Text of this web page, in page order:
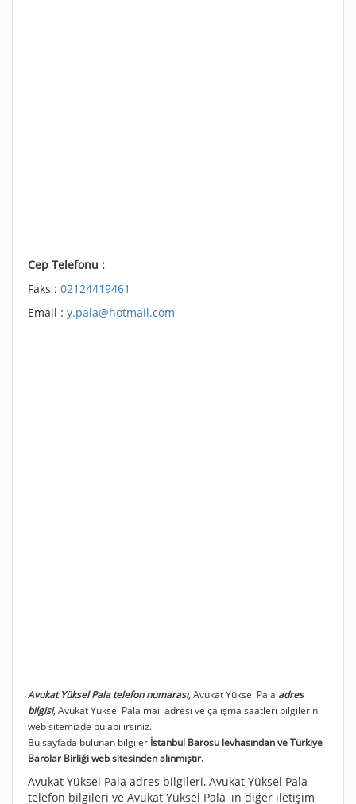
Cep Telefonu :
Faks : 02124419461
Email : y.pala@hotmail.com
Avukat Yüksel Pala telefon numarası, Avukat Yüksel Pala adres
bilgisi, Avukat Yüksel Pala mail adresi ve çalışma saatleri bilgilerini
web sitemizde bulabilirsiniz.
Bu sayfada bulunan bilgiler İstanbul Barosu levhasından ve Türkiye
Barolar Birliği web sitesinden alınmıştır.
Avukat Yüksel Pala adres bilgileri, Avukat Yüksel Pala
telefon bilgileri ve Avukat Yüksel Pala 'ın diğer iletişim